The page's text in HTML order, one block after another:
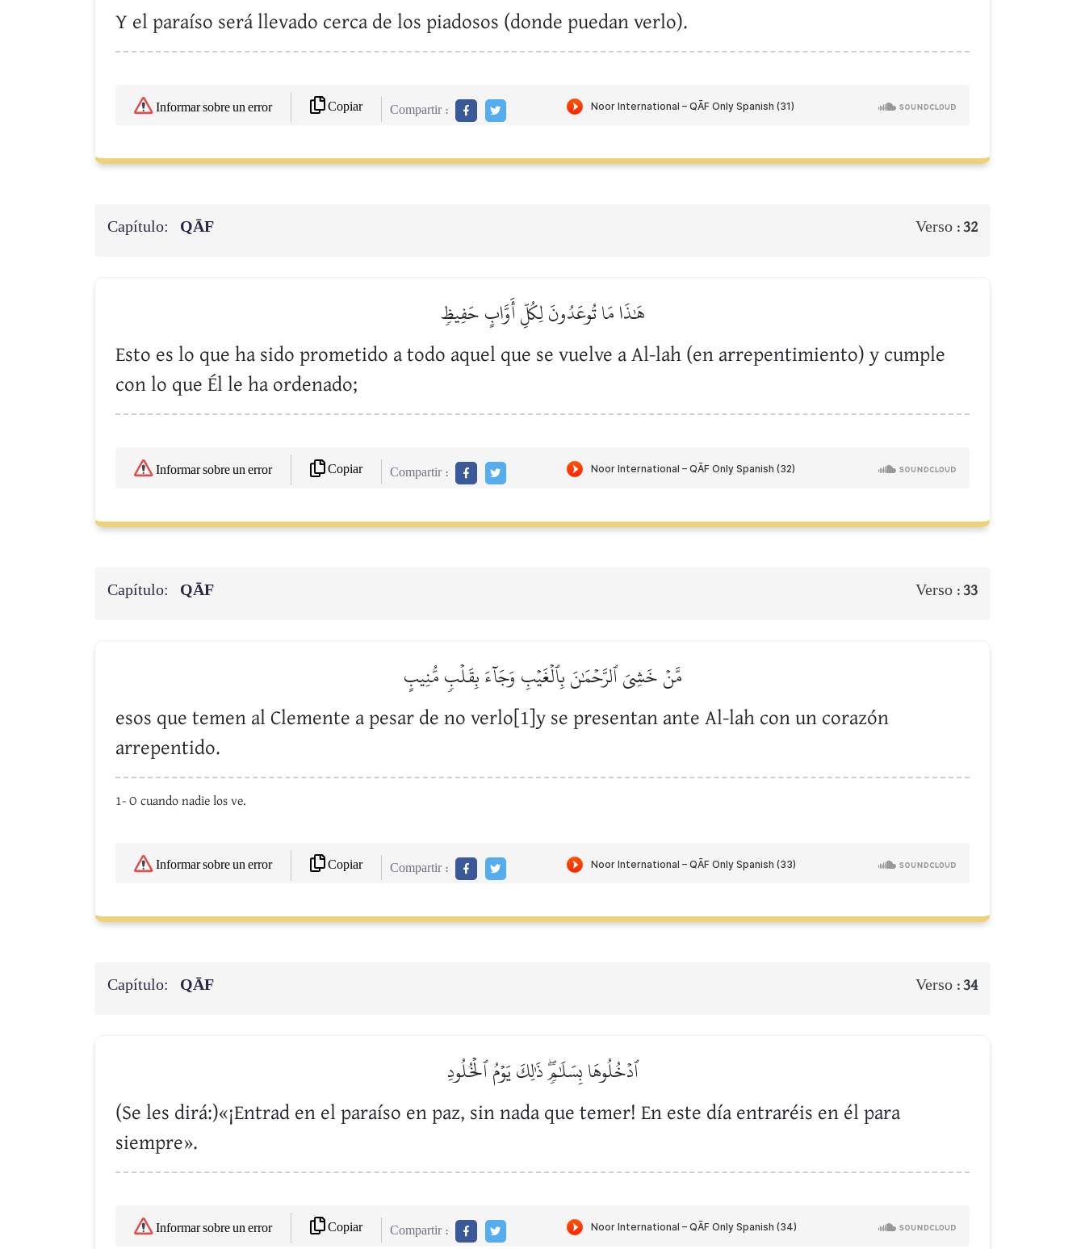
Y el paraíso será llevado cerca de los piadosos (donde puedan verlo).
Informar sobre un error Copiar Compartir :
Capítulo: QĀF Verso :32
هَٰذَا مَا تُوعَدُونَ لِكُلِّ أَوَّابٍ حَفِيظٖ
Esto es lo que ha sido prometido a todo aquel que se vuelve a Al-lah (en arrepentimiento) y cumple
con lo que Él le ha ordenado;
Informar sobre un error Copiar Compartir :
Capítulo: QĀF Verso :33
مَّنۡ خَشِيَ ٱلرَّحۡمَٰنَ بِٱلۡغَيۡبِ وَجَآءَ بِقَلۡبٖ مُّنِيبٍ
esos que temen al Clemente a pesar de no verlo[1]y se presentan ante Al-lah con un corazón
arrepentido.
1- O cuando nadie los ve.
Informar sobre un error Copiar Compartir :
Capítulo: QĀF Verso :34
ٱدۡخُلُوهَا بِسَلَٰمٖۖ ذَٰلِكَ يَوۡمُ ٱلۡخُلُودِ
(Se les dirá:)«¡Entrad en el paraíso en paz, sin nada que temer! En este día entraréis en él para
siempre».
Informar sobre un error Copiar Compartir :